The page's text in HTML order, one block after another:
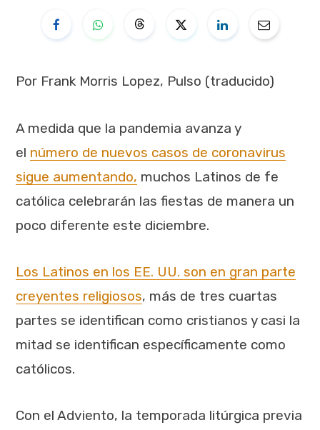
Por Frank Morris Lopez, Pulso (traducido)
A medida que la pandemia avanza y
el número de nuevos casos de coronavirus
sigue aumentando, muchos Latinos de fe
católica celebrarán las fiestas de manera un
poco diferente este diciembre.
Los Latinos en los EE. UU. son en gran parte
creyentes religiosos, más de tres cuartas
partes se identifican como cristianos y casi la
mitad se identifican específicamente como
católicos.
Con el Adviento, la temporada litúrgica previa